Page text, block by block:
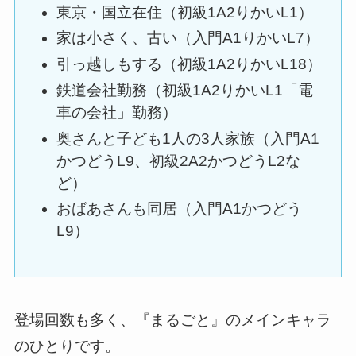
東京・国立在住（初級1A2りかいL1）
家は小さく、古い（入門A1りかいL7）
引っ越しもする（初級1A2りかいL18）
鉄道会社勤務（初級1A2りかいL1「電
車の会社」勤務）
奥さんと子ども1人の3人家族（入門A1
かつどうL9、初級2A2かつどうL2な
ど）
おばあさんも同居（入門A1かつどう
L9）
登場回数も多く、『まるごと』のメインキャラ
のひとりです。